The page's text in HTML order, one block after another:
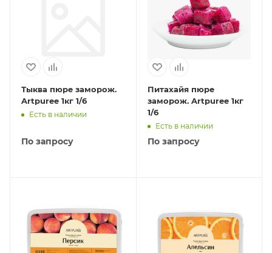
Тыква пюре заморож.
Artpuree 1кг 1/6
Есть в наличии
По запросу
Питахайя пюре
заморож. Artpuree 1кг
1/6
Есть в наличии
По запросу